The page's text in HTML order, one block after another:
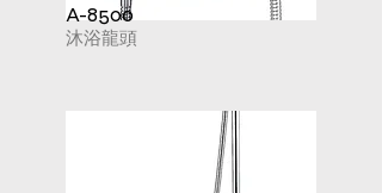
A-8500
沐浴龍頭